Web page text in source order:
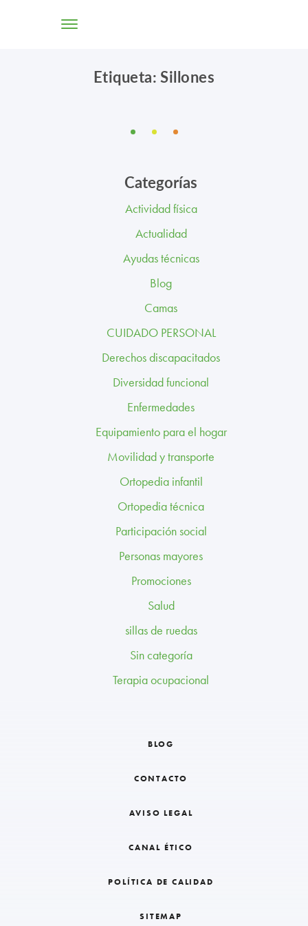
TIENDA ONLINE
CENTROS
PROFESIONALES
BLOG
CONTACTO
CANAL ÉTICO
Etiqueta: Sillones
Categorías
Actividad física
Actualidad
Ayudas técnicas
Blog
Camas
CUIDADO PERSONAL
Derechos discapacitados
Diversidad funcional
Enfermedades
Equipamiento para el hogar
Movilidad y transporte
Ortopedia infantil
Ortopedia técnica
Participación social
Personas mayores
Promociones
Salud
sillas de ruedas
Sin categoría
Terapia ocupacional
BLOG
CONTACTO
AVISO LEGAL
CANAL ÉTICO
POLÍTICA DE CALIDAD
SITEMAP